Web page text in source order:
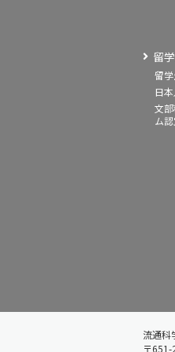
留
留
日
文
ム
流通科
〒